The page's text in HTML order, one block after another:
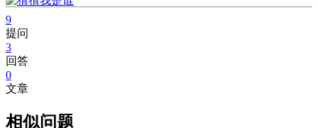
9
提问
3
回答
0
文章
相似问题